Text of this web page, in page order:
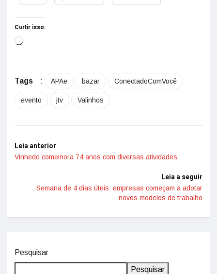
Curtir isso:
Tags : APAe bazar ConectadoComVocê
evento jtv Valinhos
Leia anterior
Vinhedo comemora 74 anos com diversas atividades
Leia a seguir
Semana de 4 dias úteis: empresas começam a adotar
novos modelos de trabalho
Pesquisar
Pesquisar